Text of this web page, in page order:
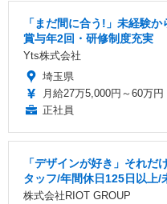
「まだ間に合う!」未経験
賞与年2回・研修制度充実
Yts株式会社
埼玉県
月給27万5,000円～60万円
正社員
「デザインが好き」それ
タッフ/年間休日125日以上/
株式会社RIOT GROUP